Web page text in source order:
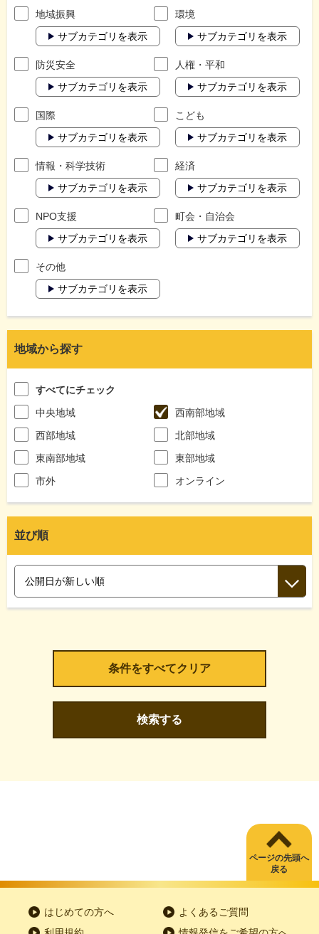
地域振興
サブカテゴリを表示
環境
サブカテゴリを表示
防災安全
サブカテゴリを表示
人権・平和
サブカテゴリを表示
国際
サブカテゴリを表示
こども
サブカテゴリを表示
情報・科学技術
サブカテゴリを表示
経済
サブカテゴリを表示
NPO支援
サブカテゴリを表示
町会・自治会
サブカテゴリを表示
その他
サブカテゴリを表示
地域から探す
すべてにチェック
中央地域
西南部地域
西部地域
北部地域
東南部地域
東部地域
市外
オンライン
並び順
検索する
ページの先頭へ
戻る
はじめての方へ
よくあるご質問